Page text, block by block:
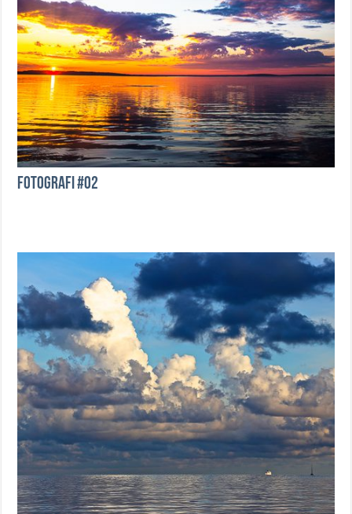
Fotografi #02